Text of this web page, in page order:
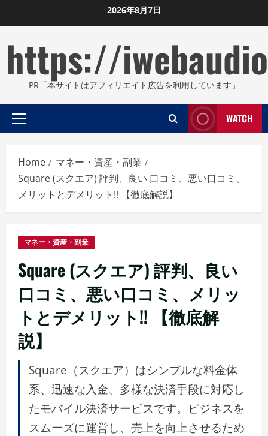
to
2026年8月7日
https://
PR「本サイトはアフィリエイト広告を利用しています」
Primary
WATCH
Home
マネー・資産・副業
Square (スクエア) 評判、良い 口コミ、悪い口コミ、
メリットとデメリット!! 【徹底解説】
マネー・資産・副業
Square (スクエア) 評判、良い
口コミ、悪い口コミ、メリッ
トとデメリット!! 【徹底解
説】
Square（スクエア）はシンプルな料金体
系、迅速な入金、多様な決済手段に対応し
たモバイル決済サービスです。ビジネスを
スムーズに運営し、売上を向上させるため